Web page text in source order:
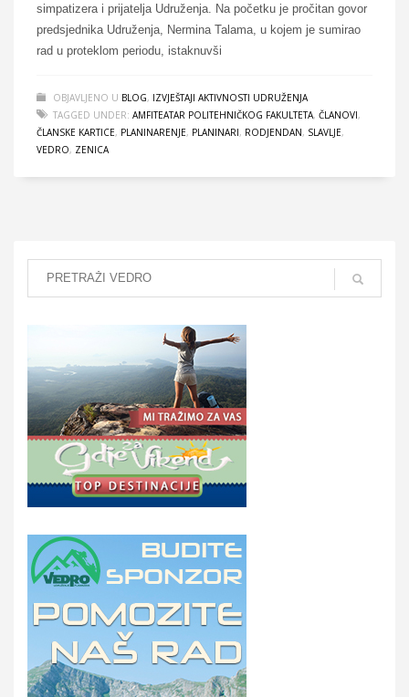
simpatizera i prijatelja Udruženja. Na početku je pročitan govor
predsjednika Udruženja, Nermina Talama, u kojem je sumirao
rad u proteklom periodu, istaknuvši
OBJAVLJENO U BLOG, IZVJEŠTAJI AKTIVNOSTI UDRUŽENJA
TAGGED UNDER: AMFITEATAR POLITEHNIČKOG FAKULTETA, ČLANOVI,
ČLANSKE KARTICE, PLANINARENJE, PLANINARI, RODJENDAN, SLAVLJE,
VEDRO, ZENICA